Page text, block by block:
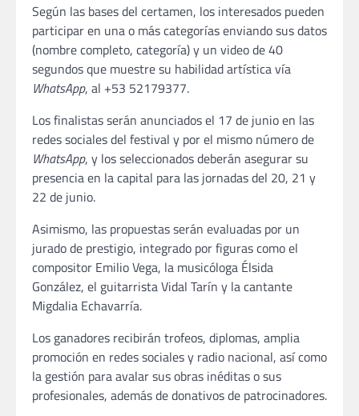
Según las bases del certamen, los interesados pueden
participar en una o más categorías enviando sus datos
(nombre completo, categoría) y un video de 40
segundos que muestre su habilidad artística vía
WhatsApp, al +53 52179377.
Los finalistas serán anunciados el 17 de junio en las
redes sociales del festival y por el mismo número de
WhatsApp, y los seleccionados deberán asegurar su
presencia en la capital para las jornadas del 20, 21 y
22 de junio.
Asimismo, las propuestas serán evaluadas por un
jurado de prestigio, integrado por figuras como el
compositor Emilio Vega, la musicóloga Élsida
González, el guitarrista Vidal Tarín y la cantante
Migdalia Echavarría.
Los ganadores recibirán trofeos, diplomas, amplia
promoción en redes sociales y radio nacional, así como
la gestión para avalar sus obras inéditas o sus
profesionales, además de donativos de patrocinadores.